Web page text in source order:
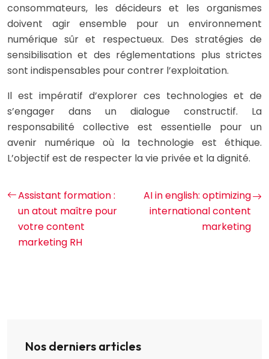
consommateurs, les décideurs et les organismes
doivent agir ensemble pour un environnement
numérique sûr et respectueux. Des stratégies de
sensibilisation et des réglementations plus strictes
sont indispensables pour contrer l’exploitation.
Il est impératif d’explorer ces technologies et de
s’engager dans un dialogue constructif. La
responsabilité collective est essentielle pour un
avenir numérique où la technologie est éthique.
L’objectif est de respecter la vie privée et la dignité.
Assistant formation :
un atout maître pour
votre content
marketing RH
AI in english: optimizing
international content
marketing
Nos derniers articles